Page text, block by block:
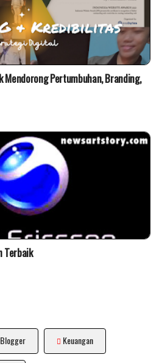
Pertumbuhan, Branding,
Terbaik
Blogger Keuangan